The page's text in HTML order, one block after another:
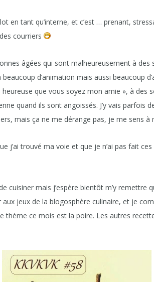
en tant qu’interne, et c’est … prenant,
courriers
âgées qui sont malheureusement à des
d’animation mais aussi beaucoup
que vous soyez mon amie », à des
quand ils sont angoissés. J’y vais parfois
mais ça ne me dérange pas, je me sens à
j’ai trouvé ma voie et que je n’ai pas fait
cuisiner mais j’espère bientôt m’y remettre
aux jeux de la blogosphère culinaire, et je
thème ce mois est la poire. Les autres